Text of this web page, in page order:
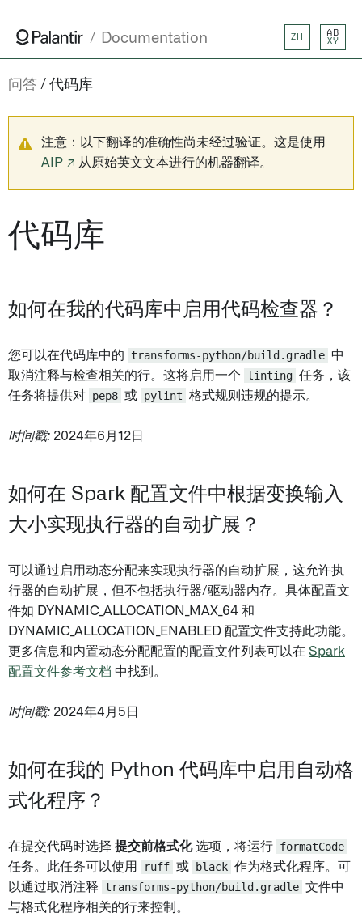
Documentation ZH
AB
XY
问答 代码库
注意：以下翻译的准确性尚未经过验证。这是使用
AIP ↗ 从原始英文文本进行的机器翻译。
代码库
如何在我的代码库中启用代码检查器？
您可以在代码库中的 transforms-python/build.gradle 中
取消注释与检查相关的行。这将启用一个
linting 任务，该
任务将提供对 pep8 或 pylint 格式规则违规的提示。
时间戳: 2024年6月12日
如何在 Spark 配置文件中根据变换输入
大小实现执行器的自动扩展？
可以通过启用动态分配来实现执行器的自动扩展，这允许执
行器的自动扩展，但不包括执行器/驱动器内存。具体配置文
件如 DYNAMIC_ALLOCATION_MAX_64 和
DYNAMIC_ALLOCATION_ENABLED 配置文件支持此功能。
更多信息和内置动态分配配置的配置文件列表可以在 Spark
配置文件参考文档 中找到。
时间戳: 2024年4月5日
如何在我的 Python 代码库中启用自动格
式化程序？
在提交代码时选择 提交前格式化选项，将运行 formatCode
任务。此任务可以使用
ruff 或 black 作为格式化程序。可
以通过取消注释 transforms-python/build.gradle 文件中
与格式化程序相关的行来控制。